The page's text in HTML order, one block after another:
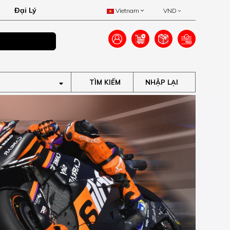
Đại Lý Vietnam VND
TÌM KIẾM